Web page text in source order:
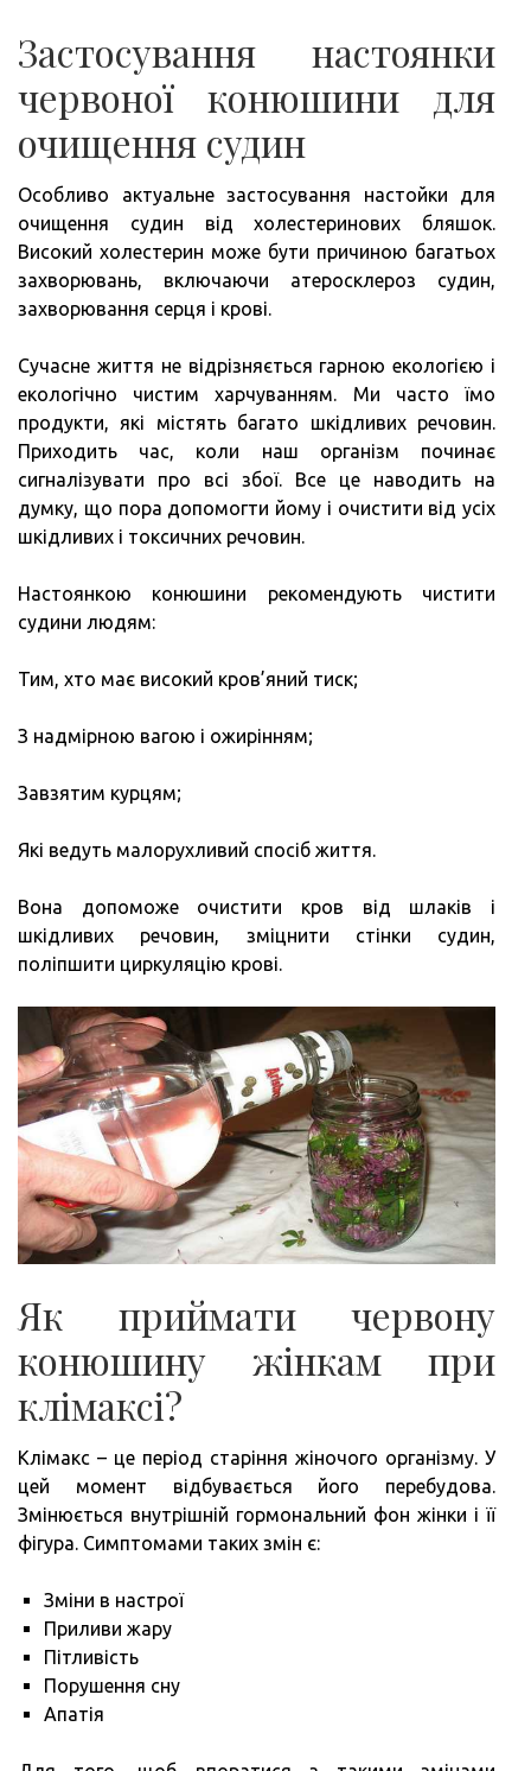
Застосування настоянки
червоної конюшини для
очищення судин
Особливо актуальне застосування настойки для
очищення судин від холестеринових бляшок.
Високий холестерин може бути причиною багатьох
захворювань, включаючи атеросклероз судин,
захворювання серця і крові.
Сучасне життя не відрізняється гарною екологією і
екологічно чистим харчуванням. Ми часто їмо
продукти, які містять багато шкідливих речовин.
Приходить час, коли наш організм починає
сигналізувати про всі збої. Все це наводить на
думку, що пора допомогти йому і очистити від усіх
шкідливих і токсичних речовин.
Настоянкою конюшини рекомендують чистити
судини людям:
Тим, хто має високий кров’яний тиск;
З надмірною вагою і ожирінням;
Завзятим курцям;
Які ведуть малорухливий спосіб життя.
Вона допоможе очистити кров від шлаків і
шкідливих речовин, зміцнити стінки судин,
поліпшити циркуляцію крові.
Як приймати червону
конюшину жінкам при
клімаксі?
Клімакс – це період старіння жіночого організму. У
цей момент відбувається його перебудова.
Змінюється внутрішній гормональний фон жінки і її
фігура. Симптомами таких змін є:
Зміни в настрої
Приливи жару
Пітливість
Порушення сну
Апатія